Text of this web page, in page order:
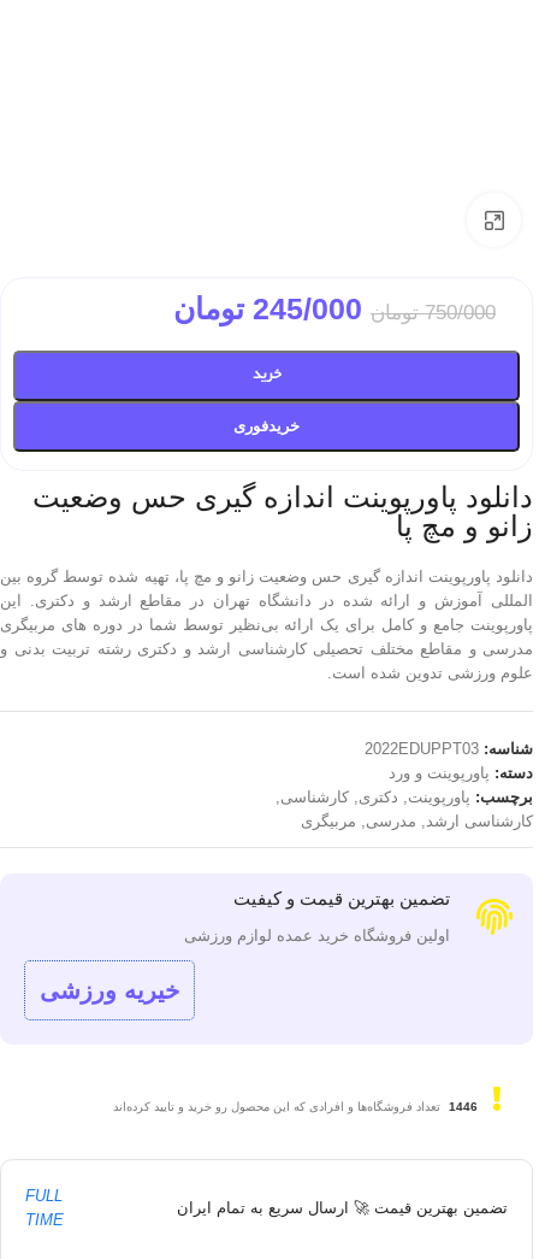
750/000 تومان 245/000 تومان
خرید
خریدفوری
دانلود پاورپوینت اندازه گیری حس وضعیت
زانو و مچ پا
دانلود پاورپوینت اندازه گیری حس وضعیت زانو و مچ پا، تهیه شده توسط گروه بین
المللی آموزش و ارائه شده در دانشگاه تهران در مقاطع ارشد و دکتری. این
پاورپوینت جامع و کامل برای یک ارائه بی‌نظیر توسط شما در دوره های مربیگری
مدرسی و مقاطع مختلف تحصیلی کارشناسی ارشد و دکتری رشته تربیت بدنی و
علوم ورزشی تدوین شده است.
شناسه: 2022EDUPPT03
دسته: پاورپوینت و ورد
برچسب: پاورپوینت دکتری کارشناسی
کارشناسی ارشد
مدرسی مربیگری
تضمین بهترین قیمت و کیفیت
اولین فروشگاه خرید عمده لوازم ورزشی
خیریه ورزشی
1446 تعداد فروشگاه‌ها و افرادی که این محصول رو خرید و تایید کرده‌اند
تضمین بهترین قیمت 🚀 ارسال سریع به تمام ایران
FULL
TIME